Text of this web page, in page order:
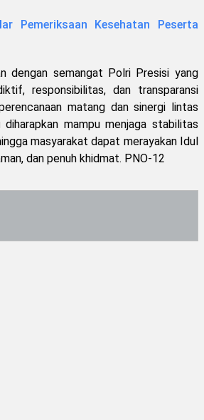
Pemeriksaan Kesehatan Peserta
dengan semangat Polri Presisi yang
responsibilitas, dan transparansi
matang dan sinergi lintas
mampu menjaga stabilitas
masyarakat dapat merayakan Idul
dan penuh khidmat. PNO-12